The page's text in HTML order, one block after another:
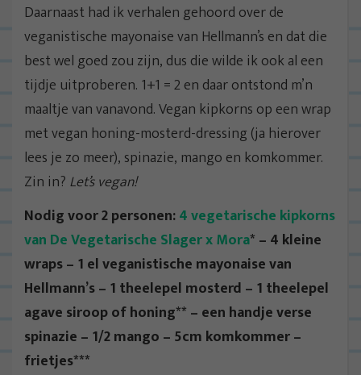
Daarnaast had ik verhalen gehoord over de
veganistische mayonaise van Hellmann’s en dat die
best wel goed zou zijn, dus die wilde ik ook al een
tijdje uitproberen. 1+1 = 2 en daar ontstond m’n
maaltje van vanavond. Vegan kipkorns op een wrap
met vegan honing-mosterd-dressing (ja hierover
lees je zo meer), spinazie, mango en komkommer.
Zin in? Let’s vegan!
Nodig voor 2 personen:4 vegetarische kipkorns
van De Vegetarische Slager x Mora* – 4 kleine
wraps – 1 el veganistische mayonaise van
Hellmann’s – 1 theelepel mosterd – 1 theelepel
agave siroop of honing** – een handje verse
spinazie – 1/2 mango – 5cm komkommer –
frietjes***